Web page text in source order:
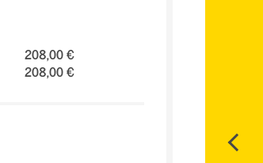
208,00 €
208,00 €